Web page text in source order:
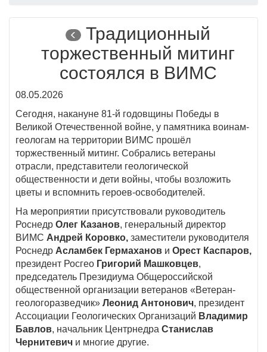
Традиционный
торжественный митинг
состоялся в ВИМС
08.05.2026
Сегодня, накануне 81-й годовщины Победы в
Великой Отечественной войне, у памятника воинам-
геологам на территории ВИМС прошёл
торжественный митинг. Собрались ветераны
отрасли, представители геологической
общественности и дети войны, чтобы возложить
цветы и вспомнить героев-освободителей.
На мероприятии присутствовали руководитель
Роснедр Олег Казанов, генеральный директор
ВИМС Андрей Коровко, заместители руководителя
Роснедр Асламбек Гермаханов и Орест Каспаров,
президент Росгео Григорий Машковцев,
председатель Президиума Общероссийской
общественной организации ветеранов «Ветеран-
геологоразведчик» Леонид Антонович, президент
Ассоциации Геологических Организаций Владимир
Бавлов, начальник Центрнедра Станислав
Чернитевич и многие другие.